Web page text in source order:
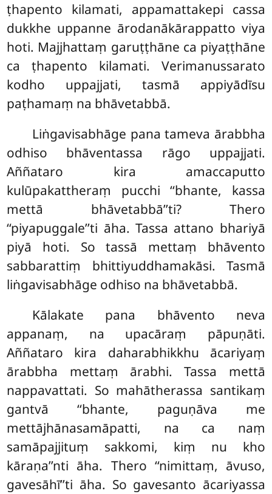
ṭhapento kilamati, appamattakepi cassa
dukkhe uppanne ārodanākārappatto viya
hoti. Majjhattaṃ garuṭṭhāne ca piyaṭṭhāne
ca ṭhapento kilamati. Verimanussarato
kodho uppajjati, tasmā appiyādīsu
paṭhamaṃ na bhāvetabbā.
Liṅgavisabhāge pana tameva ārabbha
odhiso bhāventassa rāgo uppajjati.
Aññataro kira amaccaputto
kulūpakattheraṃ pucchi ‘‘bhante, kassa
mettā bhāvetabbā’’ti? Thero
‘‘piyapuggale’’ti āha. Tassa attano bhariyā
piyā hoti. So tassā mettaṃ bhāvento
sabbarattiṃ bhittiyuddhamakāsi. Tasmā
liṅgavisabhāge odhiso na bhāvetabbā.
Kālakate pana bhāvento neva
appanaṃ, na upacāraṃ pāpuṇāti.
Aññataro kira daharabhikkhu ācariyaṃ
ārabbha mettaṃ ārabhi. Tassa mettā
nappavattati. So mahātherassa santikaṃ
gantvā ‘‘bhante, paguṇāva me
mettājhānasamāpatti, na ca naṃ
samāpajjituṃ sakkomi, kiṃ nu kho
kāraṇa’’nti āha. Thero ‘‘nimittaṃ, āvuso,
gavesāhī’’ti āha. So gavesanto ācariyassa